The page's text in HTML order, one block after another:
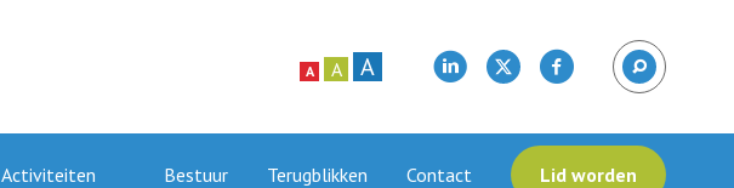
A A A
Activiteiten Bestuur Terugblikken Contact Lid worden